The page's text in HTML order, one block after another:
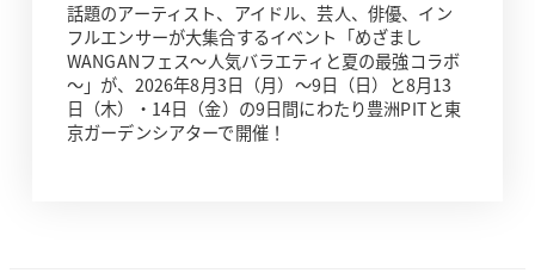
話題のアーティスト、アイドル、芸人、俳優、イン
フルエンサーが大集合するイベント「めざまし
WANGANフェス～人気バラエティと夏の最強コラボ
～」が、2026年8月3日（月）～9日（日）と8月13
日（木）・14日（金）の9日間にわたり豊洲PITと東
京ガーデンシアターで開催！